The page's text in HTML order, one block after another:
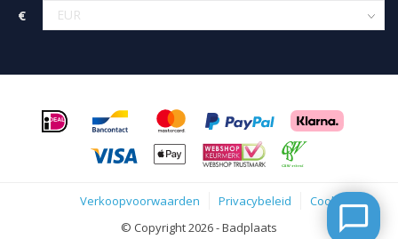
€
Verkoopvoorwaarden Privacybeleid
Cookies
© Copyright 2026 - Badplaats